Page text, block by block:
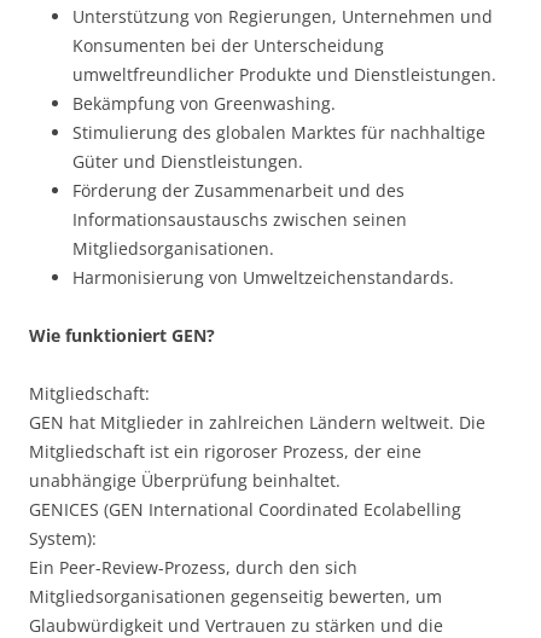
Unterstützung von Regierungen, Unternehmen und
Konsumenten bei der Unterscheidung
umweltfreundlicher Produkte und Dienstleistungen.
Bekämpfung von Greenwashing.
Stimulierung des globalen Marktes für nachhaltige
Güter und Dienstleistungen.
Förderung der Zusammenarbeit und des
Informationsaustauschs zwischen seinen
Mitgliedsorganisationen.
Harmonisierung von Umweltzeichenstandards.
Wie funktioniert GEN?
Mitgliedschaft:
GEN hat Mitglieder in zahlreichen Ländern weltweit. Die
Mitgliedschaft ist ein rigoroser Prozess, der eine
unabhängige Überprüfung beinhaltet.
GENICES (GEN International Coordinated Ecolabelling
System):
Ein Peer-Review-Prozess, durch den sich
Mitgliedsorganisationen gegenseitig bewerten, um
Glaubwürdigkeit und Vertrauen zu stärken und die